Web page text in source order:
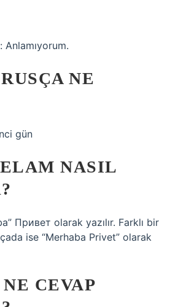
NE
gün
NASIL
Привет olarak yazılır. Farklı bir
ise “Merhaba Privet” olarak
CEVAP